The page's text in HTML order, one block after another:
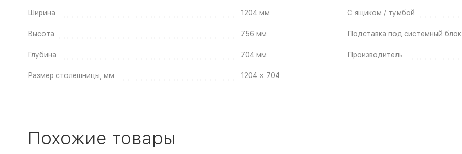
Ширина 1204 мм
Высота 756 мм
Глубина 704 мм
Размер столешницы, мм 1204 × 704
С ящиком / тумбой
Подставка под системный блок
Производитель
Похожие товары